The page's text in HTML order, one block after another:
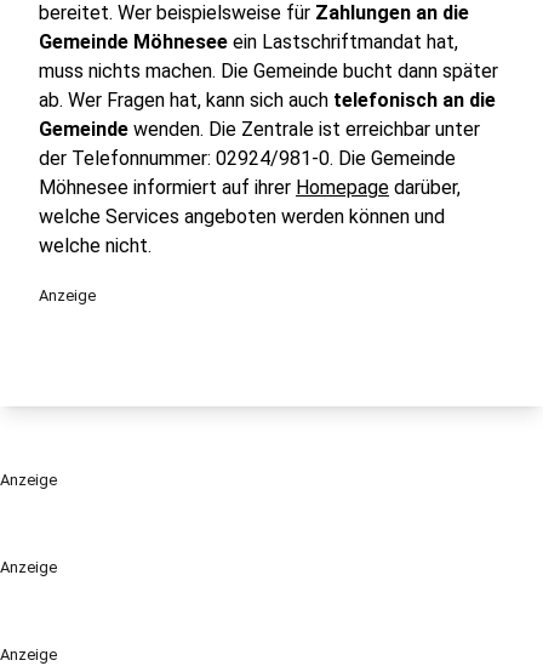
Anzeige
Anzeige
bereitet. Wer beispielsweise für Zahlungen an die
Gemeinde Möhnesee ein Lastschriftmandat hat,
muss nichts machen. Die Gemeinde bucht dann später
ab. Wer Fragen hat, kann sich auch telefonisch an die
Gemeinde wenden. Die Zentrale ist erreichbar unter
der Telefonnummer: 02924/981-0. Die Gemeinde
Möhnesee informiert auf ihrer Homepage darüber,
welche Services angeboten werden können und
welche nicht.
Anzeige
Anzeige